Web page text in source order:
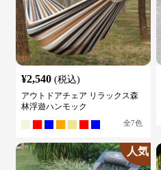
¥2,540 (税込)
アウトドアチェア リラックス森
林浮遊ハンモック
全7色
人気